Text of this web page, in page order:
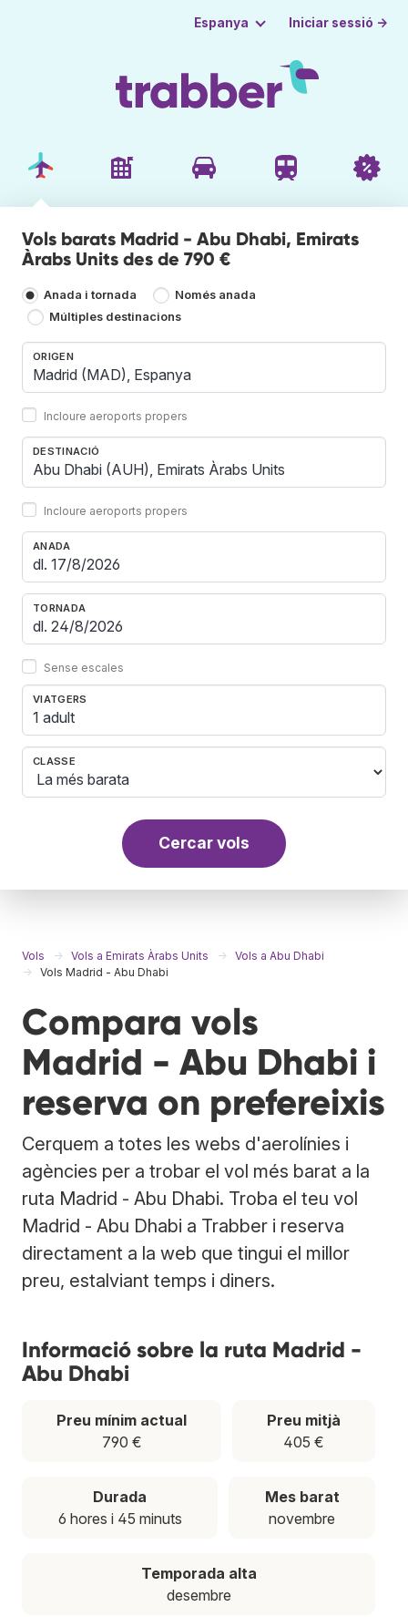
Espanya Iniciar sessió →
Vols barats Madrid - Abu Dhabi, Emirats
Àrabs Units des de 790 €
Anada i tornada
Només anada
Múltiples destinacions
ORIGEN
Incloure aeroports propers
DESTINACIÓ
Incloure aeroports propers
ANADA
TORNADA
Sense escales
VIATGERS
1 adult
CLASSE
Cercar vols
Vols Vols a Emirats Àrabs Units
Vols a Abu Dhabi
Vols Madrid - Abu Dhabi
Compara vols
Madrid - Abu Dhabi i
reserva on prefereixis
Cerquem a totes les webs d'aerolínies i
agències per a trobar el vol més barat a la
ruta Madrid - Abu Dhabi. Troba el teu vol
Madrid - Abu Dhabi a Trabber i reserva
directament a la web que tingui el millor
preu, estalviant temps i diners.
Informació sobre la ruta Madrid -
Abu Dhabi
Preu mínim actual
790 €
Preu mitjà
405 €
Durada
6 hores i 45 minuts
Mes barat
novembre
Temporada alta
desembre